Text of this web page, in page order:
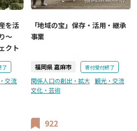
を活
～
クト
了
交流
「地域の宝」保存・活用・継承
事業
福岡県 嘉麻市 寄付受付終了
関係人口の創出・拡大
観光・交流
文化・芸術
922